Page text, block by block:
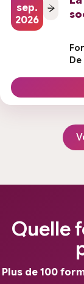
sep.
2026
Quelle
Plus de 100